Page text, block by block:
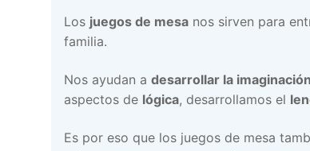
Los juegos de mesa nos sirven para
familia.
Nos ayudan a desarrollar la imaginación
aspectos de lógica, desarrollamos el
Es por eso que los juegos de mesa